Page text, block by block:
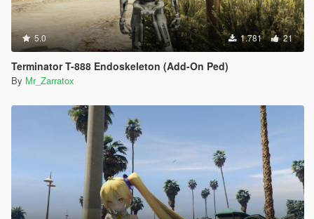
5.0 1.781 21
Terminator T-888 Endoskeleton (Add-On Ped)
By Mr_Zarratox